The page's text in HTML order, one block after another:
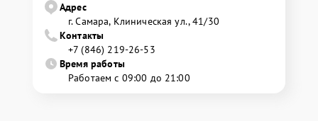
Адрес
г. Самара, Клиническая ул., 41/30
Контакты
+7 (846) 219-26-53
Время работы
Работаем с 09:00 до 21:00